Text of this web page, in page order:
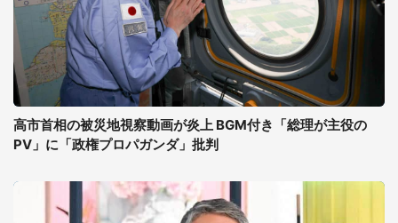
高市首相の被災地視察動画が炎上 BGM付き「総理が主役の
PV」に「政権プロパガンダ」批判